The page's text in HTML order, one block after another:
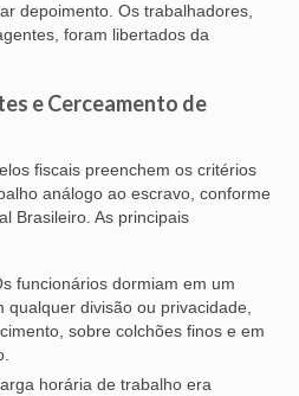
depoimento. Os trabalhadores,
foram libertados da
e Cerceamento de
fiscais preenchem os critérios
análogo ao escravo, conforme
Brasileiro. As principais
funcionários dormiam em um
qualquer divisão ou privacidade,
sobre colchões finos e em
horária de trabalho era